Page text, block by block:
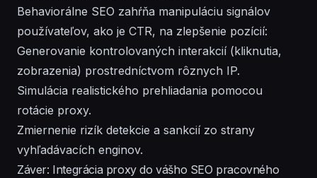
Behaviorálne SEO zahŕňa manipuláciu signálov
používateľov, ako je CTR, na zlepšenie pozícií:
Generovanie kontrolovaných interakcií (kliknutia,
zobrazenia) prostredníctvom rôznych IP.
Simulácia realistického prehliadania pomocou
rotácie proxy.
Zmiernenie rizík detekcie a sankcií zo strany
vyhľadávacích enginov.
Záver: Integrácia proxy do vášho SEO pracovného